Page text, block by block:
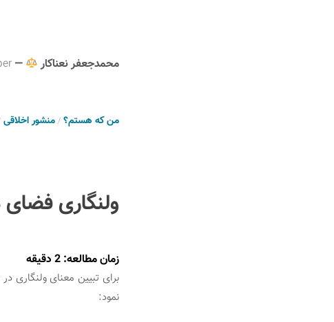
محمدجعفر نعناکار —
من که هستم؟ منشور اخلاقی
ولنگاری
زمان مطالعه: 2 دقیقه
برای تبیین معنای ولنگاری
نمود: